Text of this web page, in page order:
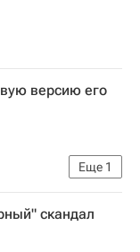
версию его
Еще 1
Расследование отравления экс-офицера ФСБ России Литвиненко
скандал